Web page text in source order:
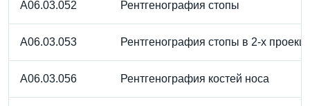
A06.03.052 Рентгенография стопы
A06.03.053 Рентгенография стопы в 2-х
A06.03.056 Рентгенография костей носа